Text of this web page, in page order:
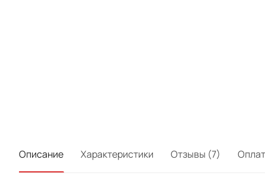
Описание Характеристики Отзывы (7)